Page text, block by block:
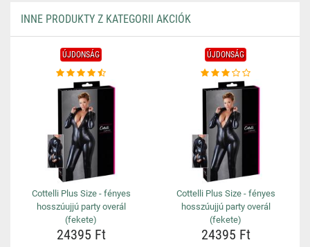
INNE PRODUKTY Z KATEGORII AKCIÓK
ÚJDONSÁG
Cottelli Plus Size - fényes
hosszúujjú party overál
(fekete)
24395 Ft
ÚJDONSÁG
Cottelli Plus Size - fényes
hosszúujjú party overál
(fekete)
24395 Ft